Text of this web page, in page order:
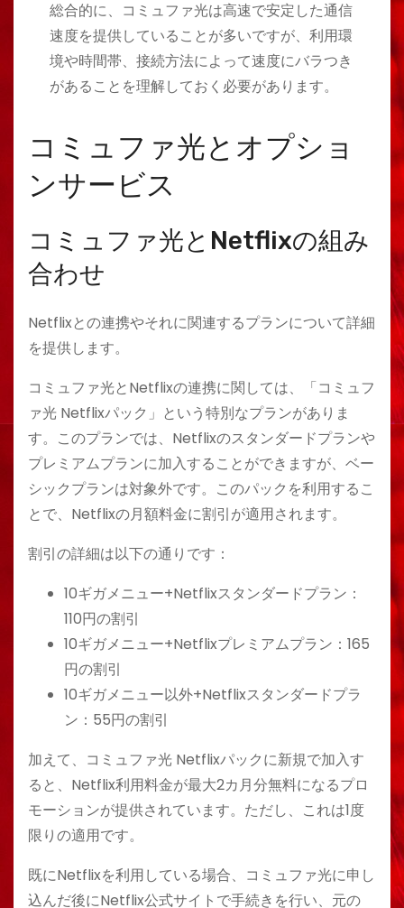
総合的に、コミュファ光は高速で安定した通信
速度を提供していることが多いですが、利用環
境や時間帯、接続方法によって速度にバラつき
があることを理解しておく必要があります​​​​​​​​​​。
コミュファ光とオプショ
ンサービス
コミュファ光とNetflixの組み
合わせ
Netflixとの連携やそれに関連するプランについて詳細
を提供します。
コミュファ光とNetflixの連携に関しては、「コミュフ
ァ光 Netflixパック」という特別なプランがありま
す。このプランでは、Netflixのスタンダードプランや
プレミアムプランに加入することができますが、ベー
シックプランは対象外です。このパックを利用するこ
とで、Netflixの月額料金に割引が適用されます。
割引の詳細は以下の通りです：
10ギガメニュー+Netflixスタンダードプラン：
110円の割引
10ギガメニュー+Netflixプレミアムプラン：165
円の割引
10ギガメニュー以外+Netflixスタンダードプラ
ン：55円の割引
加えて、コミュファ光 Netflixパックに新規で加入す
ると、Netflix利用料金が最大2カ月分無料になるプロ
モーションが提供されています。ただし、これは1度
限りの適用です。
既にNetflixを利用している場合、コミュファ光に申し
込んだ後にNetflix公式サイトで手続きを行い、元の